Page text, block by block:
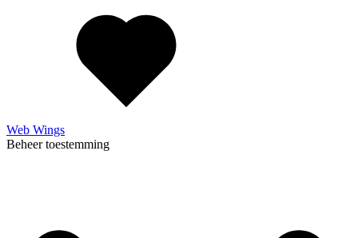
Web Wings
Beheer toestemming